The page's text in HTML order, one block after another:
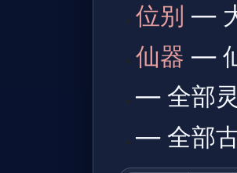
位别 —
仙器 —
— 全部
— 全部